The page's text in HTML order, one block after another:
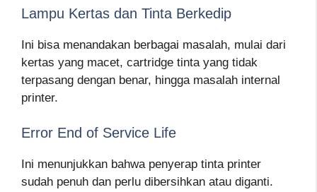
Lampu Kertas dan Tinta Berkedip
Ini bisa menandakan berbagai masalah, mulai dari
kertas yang macet, cartridge tinta yang tidak
terpasang dengan benar, hingga masalah internal
printer.
Error End of Service Life
Ini menunjukkan bahwa penyerap tinta printer
sudah penuh dan perlu dibersihkan atau diganti.